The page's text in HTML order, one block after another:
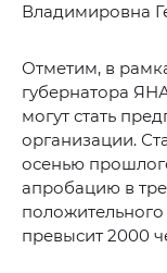
Владимировна
Отметим, в
губернатора
могут стать
организации.
осенью
апробацию в
превысит 2000